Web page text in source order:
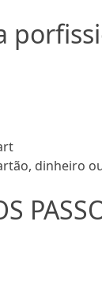
dinheiro